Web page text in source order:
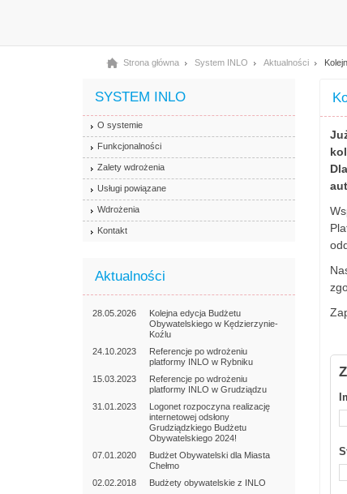
Strona główna System INLO Aktualności
SYSTEM INLO
O systemie
Funkcjonalności
Zalety wdrożenia
Usługi powiązane
Wdrożenia
Kontakt
Aktualności
28.05.2026
Kolejna edycja Budżetu
Obywatelskiego w Kędzierzynie-
Koźlu
24.10.2023
Referencje po wdrożeniu
platformy INLO w Rybniku
15.03.2023
Referencje po wdrożeniu
platformy INLO w Grudziądzu
31.01.2023
Logonet rozpoczyna realizację
internetowej odsłony
Grudziądzkiego Budżetu
Obywatelskiego 2024!
07.01.2020
Budżet Obywatelski dla Miasta
Chełmo
02.02.2018
Budżety obywatelskie z INLO